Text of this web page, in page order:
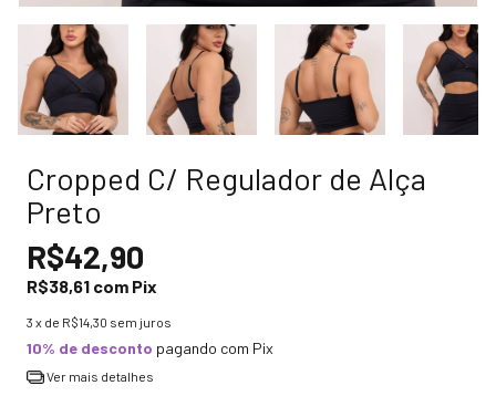
Cropped C/ Regulador de Alça
Preto
R$42,90
R$38,61 com Pix
3 x de R$14,30 sem juros
10% de desconto pagando com Pix
Ver mais detalhes